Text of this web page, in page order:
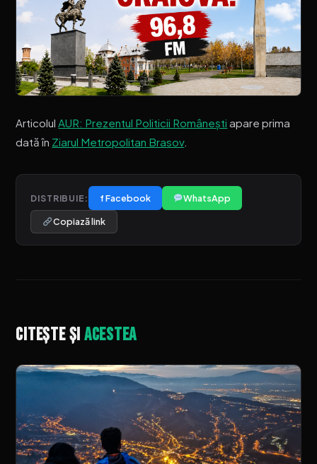
ArticolulAUR: Prezentul Politicii Românești apare prima
dată în Ziarul Metropolitan Brasov.
DISTRIBUIE: f Facebook WhatsApp
Copiază link
Citește șiacestea